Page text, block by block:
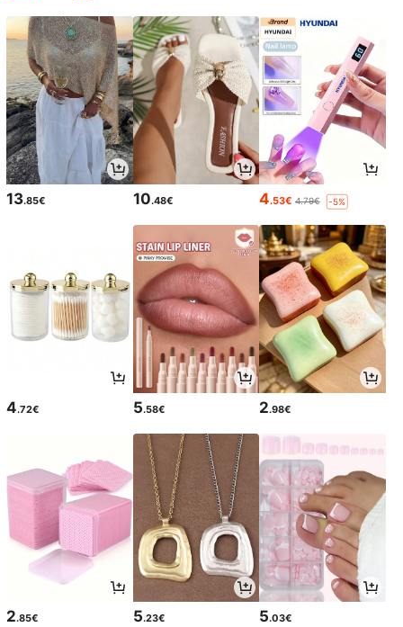
13.85€ 10.48€ 4.53€ 4.79€ -5%
4.72€ 5.58€ 2.98€
2.85€ 5.23€ 5.03€